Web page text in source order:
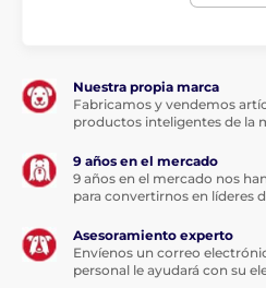
Nuestra propia marca
Fabricamos y vendemos
productos inteligentes de la
9 años en el mercado
9 años en el mercado nos
para convertirnos en líderes
Asesoramiento experto
Envíenos un correo
personal le ayudará con su